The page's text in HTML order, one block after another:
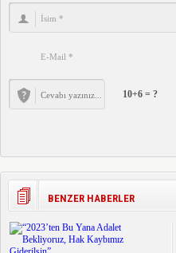
10+6 = ?
BENZER HABERLER